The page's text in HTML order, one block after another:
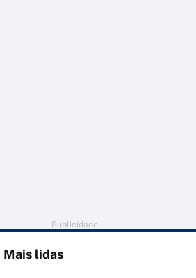
Publicidade
Mais lidas